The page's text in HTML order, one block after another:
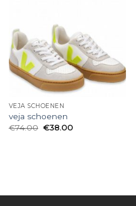
VEJA SCHOENEN
veja schoenen
€74.00 €38.00